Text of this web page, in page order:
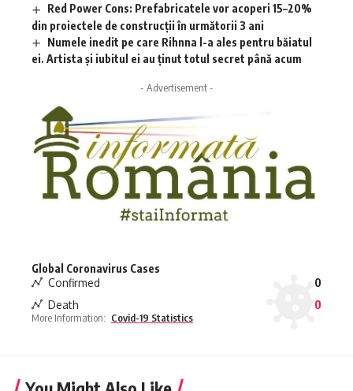
Red Power Cons: Prefabricatele vor acoperi 15–20%
din proiectele de construcții în următorii 3 ani
Numele inedit pe care Rihnna l-a ales pentru băiatul
ei. Artista și iubitul ei au ținut totul secret până acum
- Advertisement -
Global Coronavirus Cases
Confirmed
0
Death
0
More Information: Covid-19 Statistics